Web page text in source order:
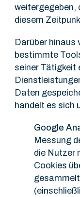
weitergegeben,
diesem
Darüber hinaus
bestimmte
seiner Tätigkeit
Daten
handelt es sich
Google
Messung
die Nutzer
Cookies